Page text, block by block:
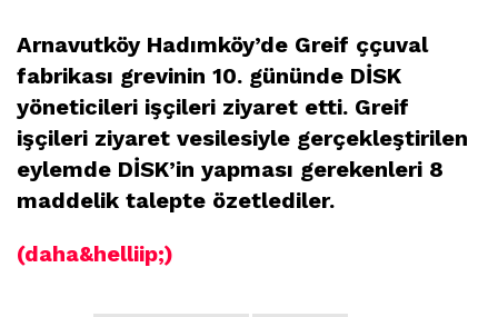
Arnavutköy Hadımköy’de Greif ççuval
fabrikası grevinin 10. gününde DİSK
yöneticileri işçileri ziyaret etti. Greif
işçileri ziyaret vesilesiyle gerçekleştirilen
eylemde DİSK’in yapması gerekenleri 8
maddelik talepte özetlediler.
(daha&helliip;)